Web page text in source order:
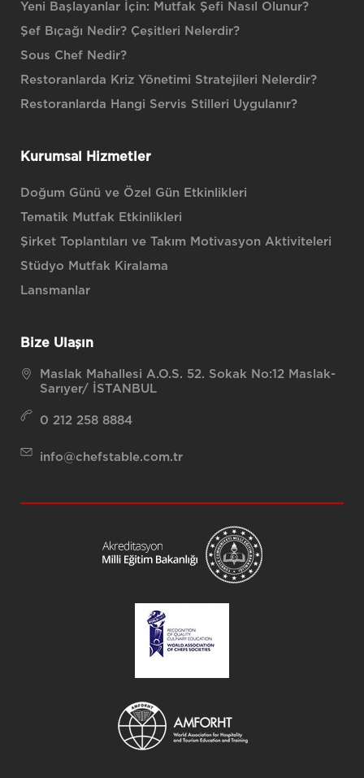
Yeni Başlayanlar İçin: Mutfak Şefi Nasıl Olunur?
Şef Bıçağı Nedir? Çeşitleri Nelerdir?
Sous Chef Nedir?
Restoranlarda Kriz Yönetimi Stratejileri Nelerdir?
Restoranlarda Hangi Servis Stilleri Uygulanır?
Kurumsal Hizmetler
Doğum Günü ve Özel Gün Etkinlikleri
Tematik Mutfak Etkinlikleri
Şirket Toplantıları ve Takım Motivasyon Aktiviteleri
Stüdyo Mutfak Kiralama
Lansmanlar
Bize Ulaşın
Maslak Mahallesi A.O.S. 52. Sokak No:12 Maslak-
Sarıyer/ İSTANBUL
0 212 258 8884
info@chefstable.com.tr